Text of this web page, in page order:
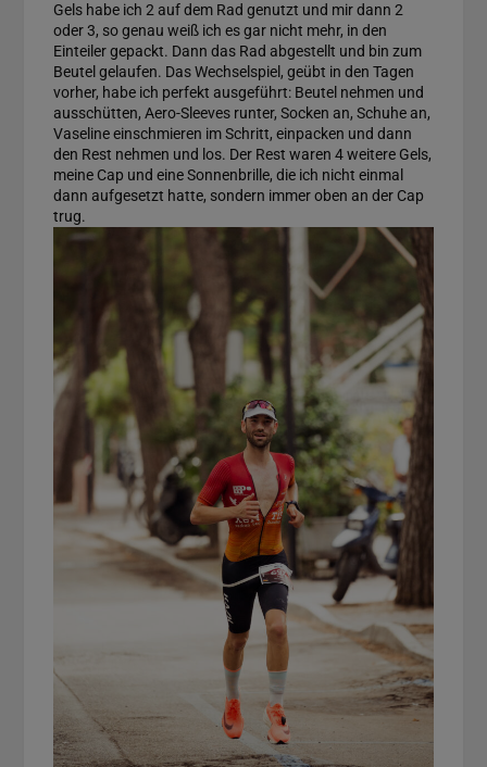
Gels habe ich 2 auf dem Rad genutzt und mir dann 2
oder 3, so genau weiß ich es gar nicht mehr, in den
Einteiler gepackt. Dann das Rad abgestellt und bin zum
Beutel gelaufen. Das Wechselspiel, geübt in den Tagen
vorher, habe ich perfekt ausgeführt: Beutel nehmen und
ausschütten, Aero-Sleeves runter, Socken an, Schuhe an,
Vaseline einschmieren im Schritt, einpacken und dann
den Rest nehmen und los. Der Rest waren 4 weitere Gels,
meine Cap und eine Sonnenbrille, die ich nicht einmal
dann aufgesetzt hatte, sondern immer oben an der Cap
trug.